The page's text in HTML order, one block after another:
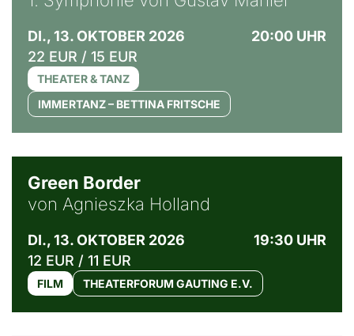
DI., 13. OKTOBER 2026
20:00 UHR
22 EUR / 15 EUR
THEATER & TANZ
IMMERTANZ – BETTINA FRITSCHE
Green Border
von Agnieszka Holland
DI., 13. OKTOBER 2026
19:30 UHR
12 EUR / 11 EUR
FILM THEATERFORUM GAUTING E.V.